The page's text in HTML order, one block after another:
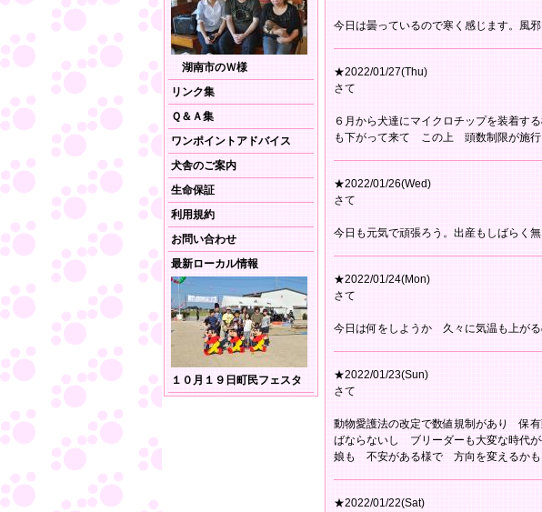
湖南市のＷ様
リンク集
Ｑ＆Ａ集
ワンポイントアドバイス
犬舎のご案内
生命保証
利用規約
お問い合わせ
最新ローカル情報
１０月１９日町民フェスタ
今日は曇っているので寒く感じます。風
★2022/01/27(Thu)
さて
６月から犬達にマイクロチップを装着す
も下がって来て この上 頭数制限が施行
★2022/01/26(Wed)
さて
今日も元気で頑張ろう。出産もしばらく無
★2022/01/24(Mon)
さて
今日は何をしようか 久々に気温も上が
★2022/01/23(Sun)
さて
動物愛護法の改定で数値規制があり 保
ばならないし ブリーダーも大変な時代
娘も 不安がある様で 方向を変えるかも
★2022/01/22(Sat)